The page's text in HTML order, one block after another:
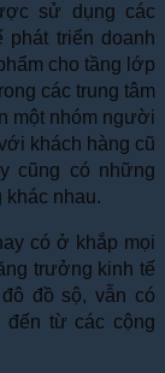
sử dụng các
phát triển doanh
cho tầng lớp
các trung tâm
một nhóm người
khách hàng cũ
cũng có những
khác nhau.
có ở khắp mọi
trưởng kinh tế
đồ sộ, vẫn có
từ các cộng